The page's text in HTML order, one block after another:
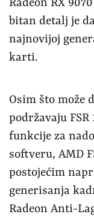
Radeon RX
bitan detalj je
najnovijoj
karti.
Osim što može
podržavaju FSR
funkcije za
softveru, AMD
postojećim
generisanja
Radeon Anti-